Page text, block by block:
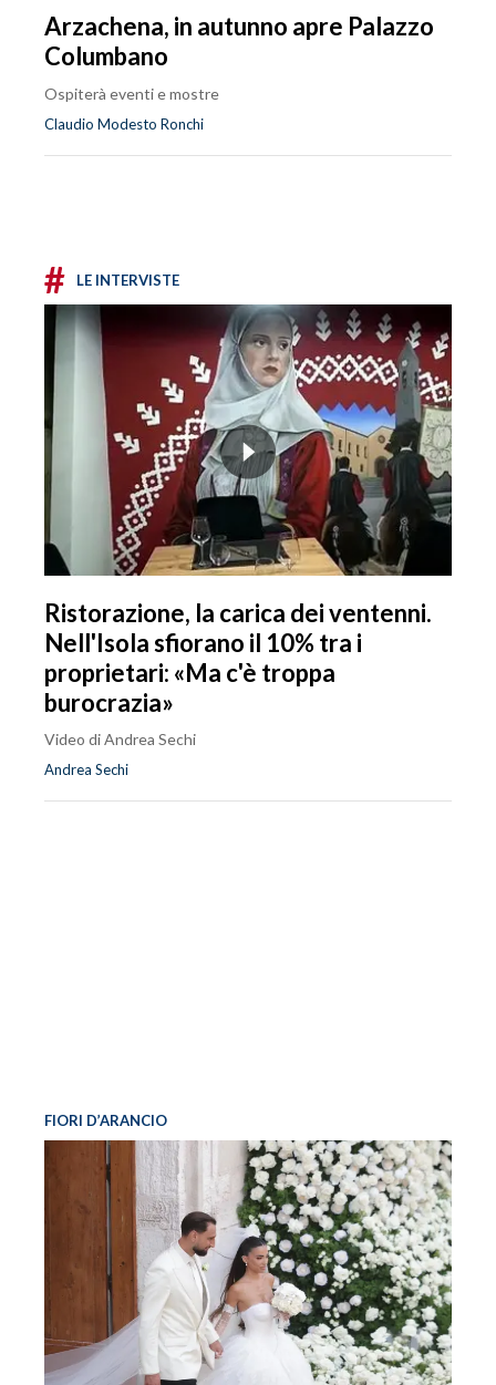
Arzachena, in autunno apre Palazzo
Columbano
Ospiterà eventi e mostre
Claudio Modesto Ronchi
# LE INTERVISTE
Ristorazione, la carica dei ventenni.
Nell'Isola sfiorano il 10% tra i
proprietari: «Ma c'è troppa
burocrazia»
Video di Andrea Sechi
Andrea Sechi
FIORI D’ARANCIO